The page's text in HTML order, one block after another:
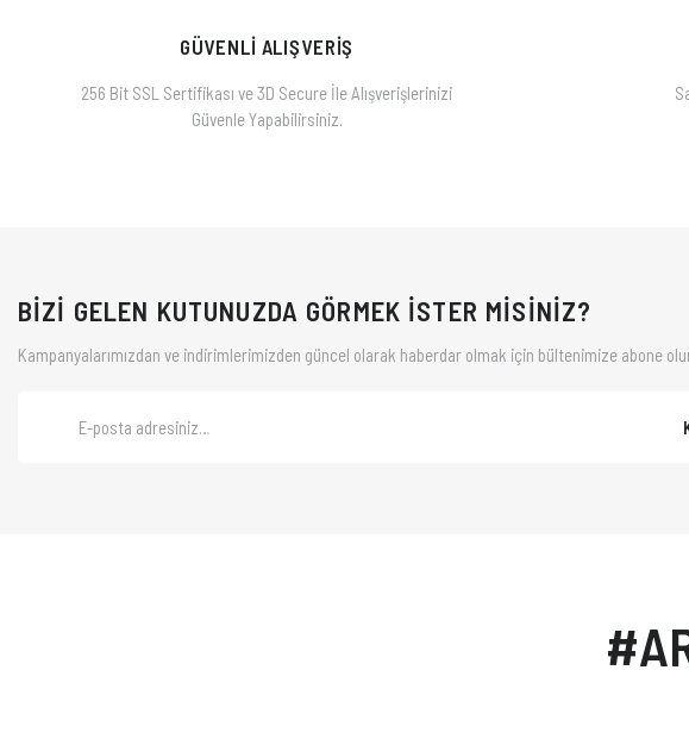
GÜVENLİ ALIŞVERİŞ
256 Bit SSL Sertifikası ve 3D Secure İle Alışverişlerinizi
Güvenle Yapabilirsiniz.
BİZİ GELEN KUTUNUZDA GÖRMEK İSTER MİSİNİZ?
Kampanyalarımızdan ve indirimlerimizden güncel olarak haberdar olmak için bültenimize abone